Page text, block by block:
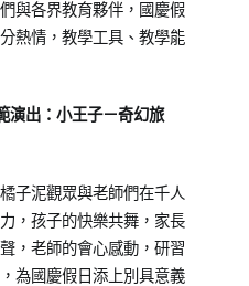
與各界教育夥伴，國慶假
熱情，教學工具、教學能
演出：小王子－奇幻旅
子泥觀眾與老師們在千人
，孩子的快樂共舞，家長
，老師的會心感動，研習
為國慶假日添上別具意義